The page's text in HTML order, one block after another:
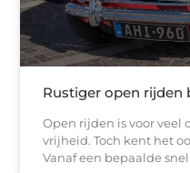
Rustiger open rijden
Open rijden is voor veel
vrijheid. Toch kent het
Vanaf een bepaalde